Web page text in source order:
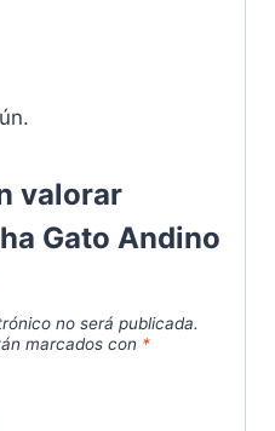
valorar
Gato Andino
no será publicada.
marcados con *